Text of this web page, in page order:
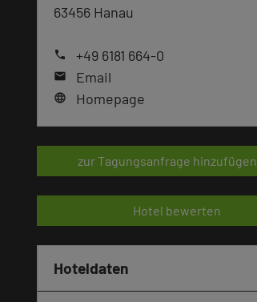
63456 Hanau
phone +49 6181 664-0
mail Email
language Homepage
zur Tagungsanfrage hinzufügen
Hotel bewerten
Hoteldaten